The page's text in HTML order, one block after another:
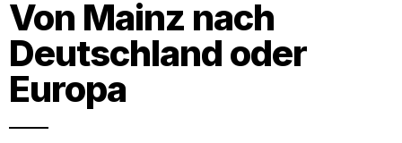
Von Mainz nach
Deutschland oder
Europa